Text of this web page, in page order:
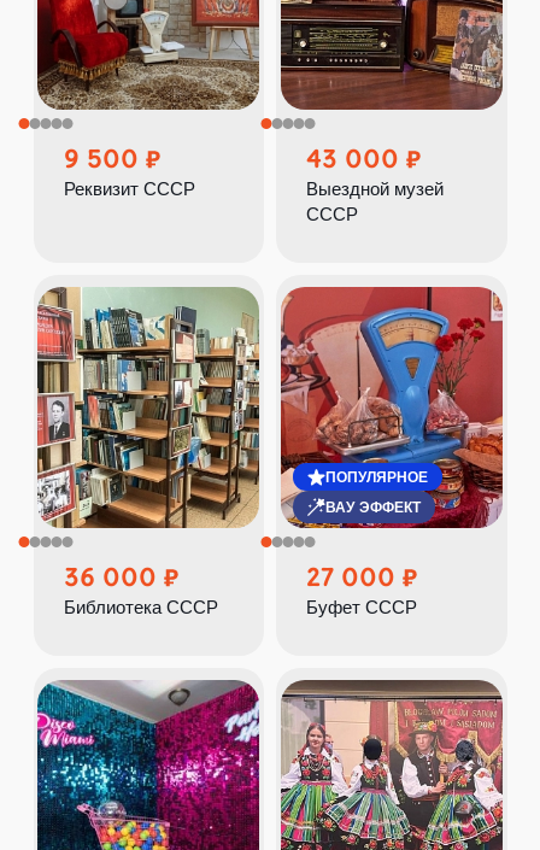
9 500
Реквизит СССР
43 000
Выездной музей
СССР
36 000
Библиотека СССР
ПОПУЛЯРНОЕ
ВАУ ЭФФЕКТ
27 000
Буфет СССР